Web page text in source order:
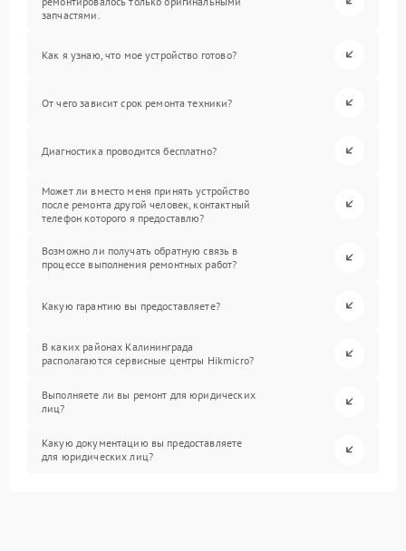
запчастями.
Как я узнаю, что мое устройство готово?
От чего зависит срок ремонта техники?
Диагностика проводится бесплатно?
Может ли вместо меня принять устройство
после ремонта другой человек, контактный
телефон которого я предоставлю?
Возможно ли получать обратную связь в
процессе выполнения ремонтных работ?
Какую гарантию вы предоставляете?
В каких районах Калининграда
располагаются сервисные центры Hikmicro?
Выполняете ли вы ремонт для юридических
лиц?
Какую документацию вы предоставляете
для юридических лиц?